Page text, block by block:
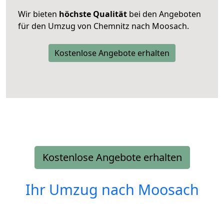
Wir bieten höchste Qualität bei den Angeboten
für den Umzug von Chemnitz nach Moosach.
Kostenlose Angebote erhalten
Kostenlose Angebote erhalten
Ihr Umzug nach Moosach